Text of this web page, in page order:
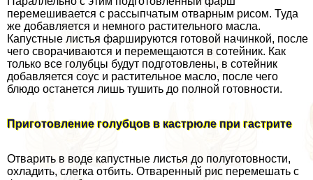
перемешивается с рассыпчатым отварным рисом. Туда
же добавляется и немного растительного масла.
Капустные листья фаршируются готовой начинкой, после
чего сворачиваются и перемещаются в сотейник. Как
только все гoлyбцы будут подготовлены, в сотейник
добавляется соус и растительное масло, после чего
блюдо останется лишь тушить до полной готовности.
Приготовление гoлyбцов в кастрюле при гастрите
Отварить в воде капустные листья до полуготовности,
охладить, слегка отбить. Отваренный рис перемешать с